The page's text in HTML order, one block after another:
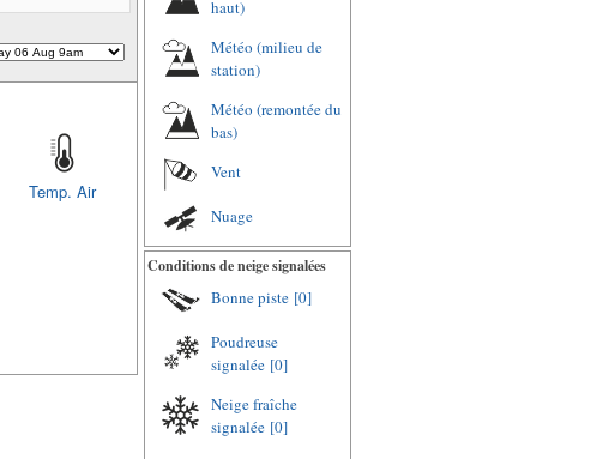
Temp. Air
haut)
Météo (milieu de
station)
Météo (remontée du
bas)
Vent
Nuage
Conditions de neige signalées
Bonne piste [0]
Poudreuse
signalée [0]
Neige fraîche
signalée [0]